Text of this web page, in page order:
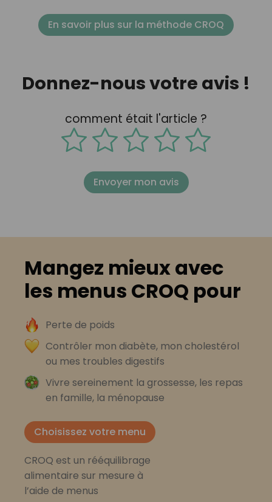
En savoir plus sur la méthode CROQ
Donnez-nous votre avis !
comment était l'article ?
Envoyer mon avis
Mangez mieux avec
les menus CROQ pour
Perte de poids
Contrôler mon diabète, mon cholestérol
ou mes troubles digestifs
Vivre sereinement la grossesse, les repas
en famille, la ménopause
Choisissez votre menu
CROQ est un rééquilibrage
alimentaire sur mesure à
l’aide de menus